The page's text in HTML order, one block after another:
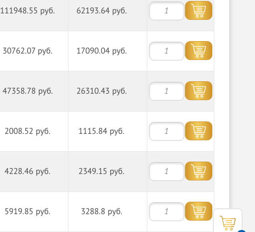
111948.55 руб. 62193.64 руб.
30762.07 руб. 17090.04 руб.
47358.78 руб. 26310.43 руб.
2008.52 руб. 1115.84 руб.
4228.46 руб. 2349.15 руб.
5919.85 руб. 3288.8 руб.